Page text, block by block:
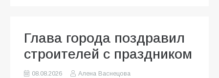
Глава города поздравил
строителей с праздником
08.08.2026
Алена Васнецова